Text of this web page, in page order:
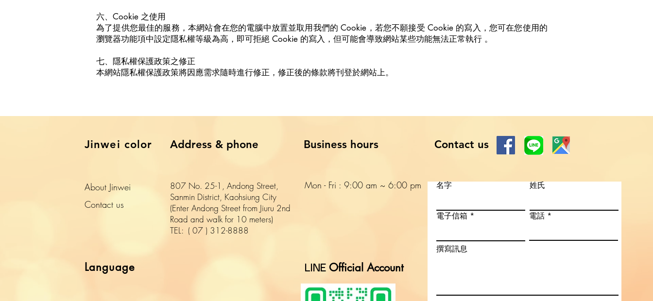
六、Cookie 之使用
為了提供您最佳的服務，本網站會在您的電腦中放置並取用我們的 Cookie，若您不願接受 Cookie 的寫入，您可在您使用的
瀏覽器功能項中設定隱私權等級為高，即可拒絕 Cookie 的寫入，但可能會導致網站某些功能無法正常執行 。
七、隱私權保護政策之修正
本網站隱私權保護政策將因應需求隨時進行修正，修正後的條款將刊登於網站上。
​Jinwei color Address & phone Business hours Contact us
About Jinwei
​Contact us
807 No. 25-1, Andong Street,
Sanmin District, Kaohsiung City
(Enter Andong Street from Jiuru 2nd
Road and walk for 10 meters)
TEL: ( 07 ) 312-8888
Mon - Fri : 9:00 am ~ 6:00 pm​​
Language
名字
電子信箱
姓氏
電話
撰寫訊息
LINE Official Account